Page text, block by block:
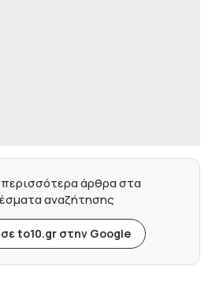
άρθρα στα
αναζήτησης
to10.gr στην Google